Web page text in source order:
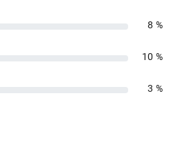
8 %
10 %
3 %